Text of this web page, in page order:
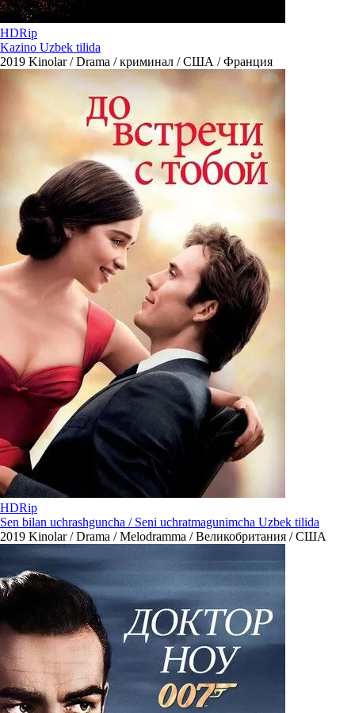
HDRip
Kazino Uzbek tilida
2019 Kinolar / Drama / криминал / США / Франция
HDRip
Sen bilan uchrashguncha / Seni uchratmagunimcha Uzbek tilida
2019 Kinolar / Drama / Melodramma / Великобритания / США